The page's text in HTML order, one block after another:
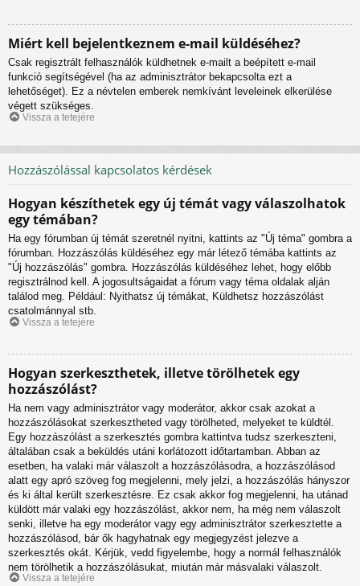
Miért kell bejelentkeznem e-mail küldéséhez?
Csak regisztrált felhasználók küldhetnek e-mailt a beépített e-mail
funkció segítségével (ha az adminisztrátor bekapcsolta ezt a
lehetőséget). Ez a névtelen emberek nemkívánt leveleinek elkerülése
végett szükséges.
Vissza a tetejére
Hozzászólással kapcsolatos kérdések
Hogyan készíthetek egy új témát vagy válaszolhatok
egy témában?
Ha egy fórumban új témát szeretnél nyitni, kattints az "Új téma" gombra a
fórumban. Hozzászólás küldéséhez egy már létező témába kattints az
"Új hozzászólás" gombra. Hozzászólás küldéséhez lehet, hogy előbb
regisztrálnod kell. A jogosultságaidat a fórum vagy téma oldalak alján
találod meg. Például: Nyithatsz új témákat, Küldhetsz hozzászólást
csatolmánnyal stb.
Vissza a tetejére
Hogyan szerkeszthetek, illetve törölhetek egy
hozzászólást?
Ha nem vagy adminisztrátor vagy moderátor, akkor csak azokat a
hozzászólásokat szerkesztheted vagy törölheted, melyeket te küldtél.
Egy hozzászólást a szerkesztés gombra kattintva tudsz szerkeszteni,
általában csak a beküldés utáni korlátozott időtartamban. Abban az
esetben, ha valaki már válaszolt a hozzászólásodra, a hozzászólásod
alatt egy apró szöveg fog megjelenni, mely jelzi, a hozzászólás hányszor
és ki által került szerkesztésre. Ez csak akkor fog megjelenni, ha utánad
küldött már valaki egy hozzászólást, akkor nem, ha még nem válaszolt
senki, illetve ha egy moderátor vagy egy adminisztrátor szerkesztette a
hozzászólásod, bár ők hagyhatnak egy megjegyzést jelezve a
szerkesztés okát. Kérjük, vedd figyelembe, hogy a normál felhasználók
nem törölhetik a hozzászólásukat, miután már másvalaki válaszolt.
Vissza a tetejére